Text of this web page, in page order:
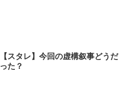
【スタレ】今回の虚構叙事どうだ
った？